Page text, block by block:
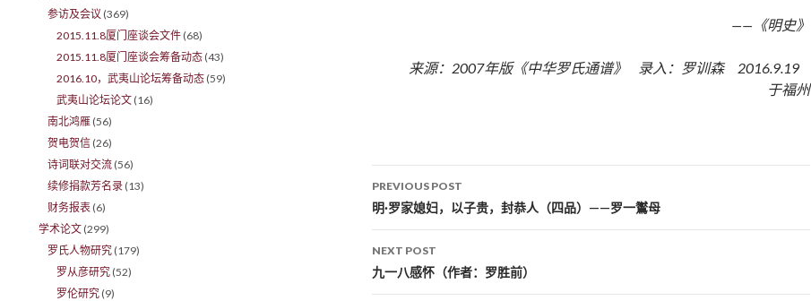
——《明史》
来源：2007年版《中华罗氏通谱》 录入：罗训森 2016.9.19
于福州
Post navigation
PREVIOUS POST
明·罗家媳妇，以子贵，封恭人（四品）——罗一鸑母
NEXT POST
九一八感怀（作者：罗胜前）
参访及会议 (369)
2015.11.8厦门座谈会文件 (68)
2015.11.8厦门座谈会筹备动态 (43)
2016.10，武夷山论坛筹备动态 (59)
武夷山论坛论文 (16)
南北鸿雁 (56)
贺电贺信 (26)
诗词联对交流 (56)
续修捐款芳名录 (13)
财务报表 (6)
学术论文 (299)
罗氏人物研究 (179)
罗从彦研究 (52)
罗伦研究 (9)